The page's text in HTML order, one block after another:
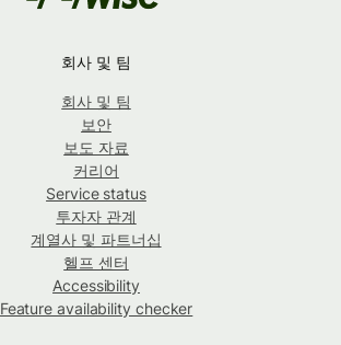
회사 및 팀
회사 및 팀
보안
보도 자료
커리어
Service status
투자자 관계
계열사 및 파트너십
헬프 센터
Accessibility
Feature availability checker